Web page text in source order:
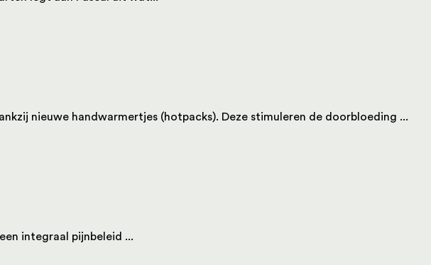
nieuwe handwarmertjes (hotpacks). Deze stimuleren de doorbloeding ...
integraal pijnbeleid ...